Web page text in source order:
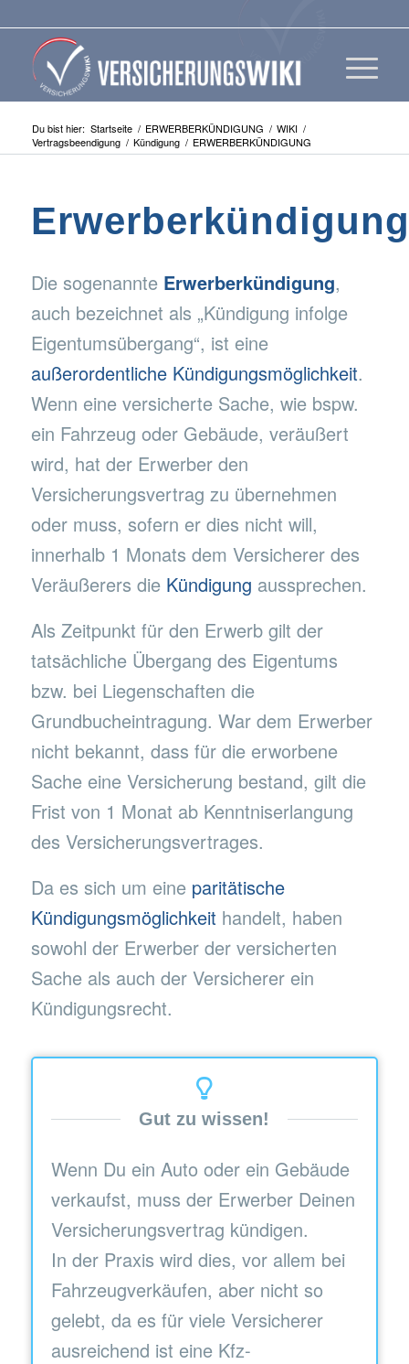
Du bist hier: Startseite / ERWERBERKÜNDIGUNG / WIKI /
Vertragsbeendigung / Kündigung / ERWERBERKÜNDIGUNG
Erwerberkündigung
Die sogenannte Erwerberkündigung,
auch bezeichnet als „Kündigung infolge
Eigentumsübergang“, ist eine
außerordentliche Kündigungsmöglichkeit.
Wenn eine versicherte Sache, wie bspw.
ein Fahrzeug oder Gebäude, veräußert
wird, hat der Erwerber den
Versicherungsvertrag zu übernehmen
oder muss, sofern er dies nicht will,
innerhalb 1 Monats dem Versicherer des
Veräußerers die Kündigung aussprechen.
Als Zeitpunkt für den Erwerb gilt der
tatsächliche Übergang des Eigentums
bzw. bei Liegenschaften die
Grundbucheintragung. War dem Erwerber
nicht bekannt, dass für die erworbene
Sache eine Versicherung bestand, gilt die
Frist von 1 Monat ab Kenntniserlangung
des Versicherungsvertrages.
Da es sich um eine paritätische
Kündigungsmöglichkeit handelt, haben
sowohl der Erwerber der versicherten
Sache als auch der Versicherer ein
Kündigungsrecht.
Gut zu wissen!
Wenn Du ein Auto oder ein Gebäude
verkaufst, muss der Erwerber Deinen
Versicherungsvertrag kündigen.
In der Praxis wird dies, vor allem bei
Fahrzeugverkäufen, aber nicht so
gelebt, da es für viele Versicherer
ausreichend ist eine Kfz-